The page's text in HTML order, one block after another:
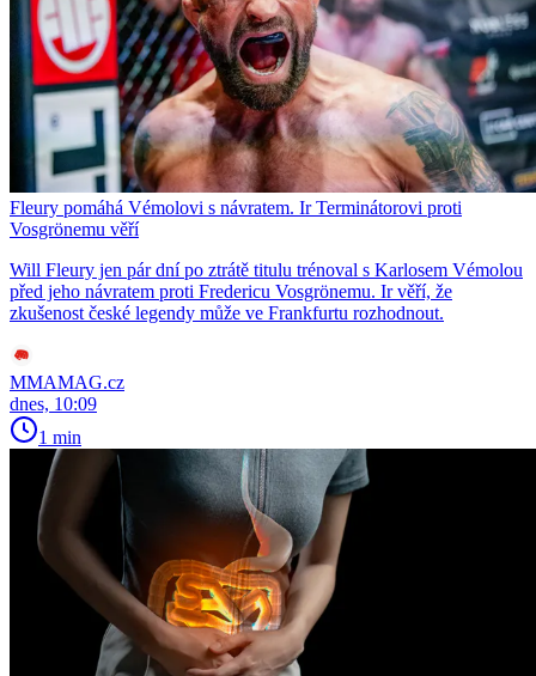
Fleury pomáhá Vémolovi s návratem. Ir Terminátorovi proti
Vosgrönemu věří
Will Fleury jen pár dní po ztrátě titulu trénoval s Karlosem Vémolou
před jeho návratem proti Fredericu Vosgrönemu. Ir věří, že
zkušenost české legendy může ve Frankfurtu rozhodnout.
MMAMAG.cz
dnes, 10:09
1 min